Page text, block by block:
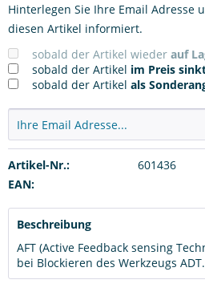
Hinterlegen Sie Ihre Email Adresse
diesen Artikel informiert.
sobald der Artikel wieder auf
sobald der Artikel im Preis
sobald der Artikel als
Artikel-Nr.:
601436
EAN:
Beschreibung
AFT (Active Feedback sensing
bei Blockieren des Werkzeugs